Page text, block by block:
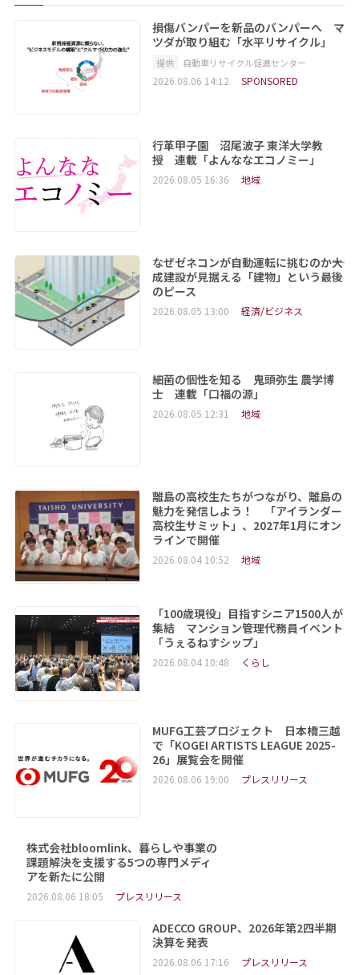
損傷バンパーを新品のバンパーへ マ
ツダが取り組む「水平リサイクル」
提供 自動車リサイクル促進センター
2026.08.06 14:12 SPONSORED
行革甲子園 沼尾波子 東洋大学教
授 連載「よんななエコノミー」
2026.08.05 16:36 地域
なぜゼネコンが自動運転に挑むのか――大
成建設が見据える「建物」という最後
のピース
2026.08.05 13:00 経済/ビジネス
細菌の個性を知る 鬼頭弥生 農学博
士 連載「口福の源」
2026.08.05 12:31 地域
離島の高校生たちがつながり、離島の
魅力を発信しよう！ 「アイランダー
高校生サミット」、2027年1月にオン
ラインで開催
2026.08.04 10:52 地域
「100歳現役」目指すシニア1500人が
集結 マンション管理代務員イベント
「うぇるねすシップ」
2026.08.04 10:48 くらし
MUFG工芸プロジェクト 日本橋三越
で「KOGEI ARTISTS LEAGUE 2025-
26」展覧会を開催
2026.08.06 19:00 プレスリリース
株式会社bloomlink、暮らしや事業の
課題解決を支援する5つの専門メディ
アを新たに公開
2026.08.06 18:05 プレスリリース
ADECCO GROUP、2026年第2四半期
決算を発表
2026.08.06 17:16 プレスリリース